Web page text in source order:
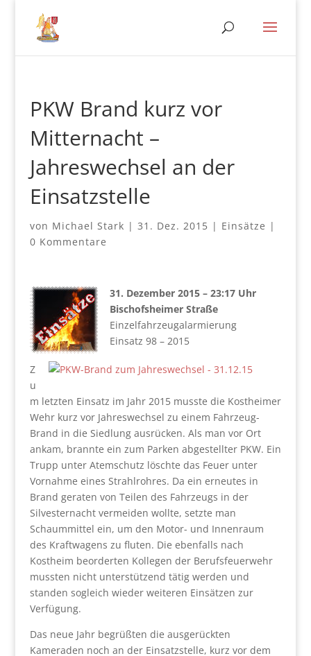
PKW Brand kurz vor
Mitternacht –
Jahreswechsel an der
Einsatzstelle
von Michael Stark | 31. Dez. 2015 | Einsätze |
0 Kommentare
31. Dezember 2015 – 23:17 Uhr
Bischofsheimer Straße
Einzelfahrzeugalarmierung
Einsatz 98 – 2015
Z
u
m letzten Einsatz im Jahr 2015 musste die Kostheimer
Wehr kurz vor Jahreswechsel zu einem Fahrzeug-
Brand in die Siedlung ausrücken. Als man vor Ort
ankam, brannte ein zum Parken abgestellter PKW. Ein
Trupp unter Atemschutz löschte das Feuer unter
Vornahme eines Strahlrohres. Da ein erneutes in
Brand geraten von Teilen des Fahrzeugs in der
Silvesternacht vermeiden wollte, setzte man
Schaummittel ein, um den Motor- und Innenraum
des Kraftwagens zu fluten. Die ebenfalls nach
Kostheim beorderten Kollegen der Berufsfeuerwehr
mussten nicht unterstützend tätig werden und
standen sogleich wieder weiteren Einsätzen zur
Verfügung.
Das neue Jahr begrüßten die ausgerückten
Kameraden noch an der Einsatzstelle, kurz vor dem